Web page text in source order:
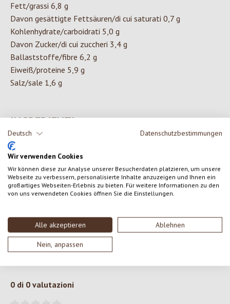
Deutsch Datenschutzbestimmungen
Wir verwenden Cookies
Wir können diese zur Analyse unserer Besucherdaten platzieren, um unsere
Webseite zu verbessern, personalisierte Inhalte anzuzeigen und Ihnen ein
großartiges Webseiten-Erlebnis zu bieten. Für weitere Informationen zu den
von uns verwendeten Cookies öffnen Sie die Einstellungen.
Alle akzeptieren Ablehnen
Nein, anpassen
Fett/grassi 6,8 g
Davon gesättigte Fettsäuren/di cui saturati 0,7 g
Kohlenhydrate/carboidrati 5,0 g
Davon Zucker/di cui zuccheri 3,4 g
Ballaststoffe/fibre 6,2 g
Eiweiß/proteine 5,9 g
Salz/sale 1,6 g
INGREDIENTI
SEMI DI LUPINO DOLCE* 33 % cotti, acqua, passata di
pomodoro* concentrato singolo, cipolle* 7 %, olio di semi di
girasole*, aceto di brandy*, proteine di fagioli di campo*,
sciroppo d'agave*, aglio* 2 %, cipolle* 2 % essiccate, sale grosso,
succo di limone concentrato*, pepe*, curry* (contiene tra l'altro
*da agricoltura biologica certificata
contiene i seguenti ingredienti allergenici: senape, lupino
0 di 0 valutazioni